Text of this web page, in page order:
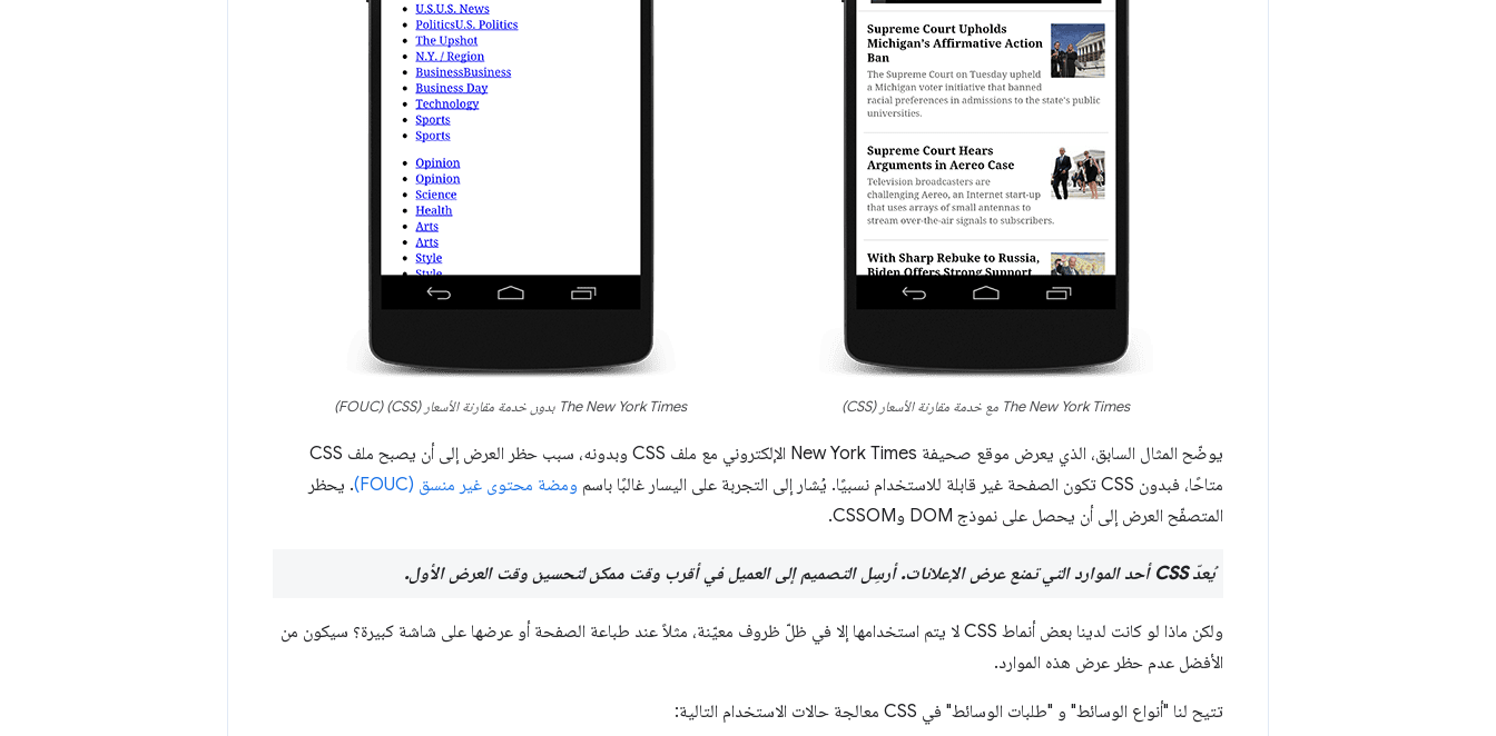
The New York Times مع خدمة مقارنة الأسعار (CSS) The New York Times بدون خدمة مقارنة الأسعار (CSS) (FOUC)
يوضّح المثال السابق، الذي يعرض موقع صحيفة New York Times الإلكتروني مع ملف CSS وبدونه، سبب حظر العرض إلى أن يصبح ملف CSS
متاحًا، فبدون CSS تكون الصفحة غير قابلة للاستخدام نسبيًا. يُشار إلى التجربة على اليسار غالبًا باسم
ومضة محتوى غير منسق (FOUC)
. يحظر
المتصفّح العرض إلى أن يحصل على نموذج DOM وCSSOM.
يُعدّ CSS أحد الموارد التي تمنع عرض الإعلانات. أرسِل التصميم إلى العميل في أقرب وقت ممكن لتحسين وقت العرض الأول.
ولكن ماذا لو كانت لدينا بعض أنماط CSS لا يتم استخدامها إلا في ظلّ ظروف معيّنة، مثلاً عند طباعة الصفحة أو عرضها على شاشة كبيرة؟ سيكون من
الأفضل عدم حظر عرض هذه الموارد.
تتيح لنا "أنواع الوسائط" و "طلبات الوسائط" في CSS معالجة حالات الاستخدام التالية: